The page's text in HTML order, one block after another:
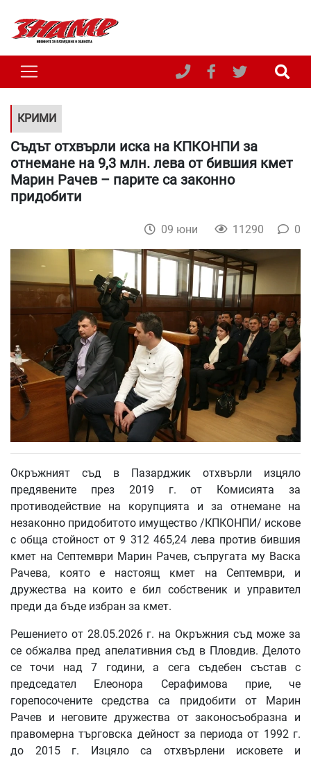
КРИМИ
Съдът отхвърли иска на КПКОНПИ за
отнемане на 9,3 млн. лева от бившия кмет
Марин Рачев – парите са законно
придобити
09 юни 11290 0
Окръжният съд в Пазарджик отхвърли изцяло
предявените през 2019 г. от Комисията за
противодействие на корупцията и за отнемане на
незаконно придобитото имущество /КПКОНПИ/ искове
с обща стойност от 9 312 465,24 лева против бившия
кмет на Септември Марин Рачев, съпругата му Васка
Рачева, която е настоящ кмет на Септември, и
дружества на които е бил собственик и управител
преди да бъде избран за кмет.
Решението от 28.05.2026 г. на Окръжния съд може за
се обжалва пред апелативния съд в Пловдив. Делото
се точи над 7 години, а сега съдебен състав с
председател Елеонора Серафимова прие, че
горепосочените средства са придобити от Марин
Рачев и неговите дружества от законосъобразна и
правомерна търговска дейност за периода от 1992 г.
до 2015 г. Изцяло са отхвърлени исковете и